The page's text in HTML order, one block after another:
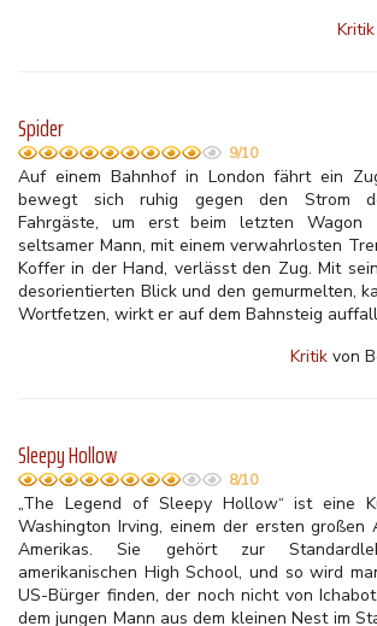
Kritik
Spider
9/10
Auf einem Bahnhof in London fährt ein
bewegt sich ruhig gegen den Strom
Fahrgäste, um erst beim letzten Wagon
seltsamer Mann, mit einem verwahrlosten
Koffer in der Hand, verlässt den Zug. Mit
desorientierten Blick und den gemurmelten,
Wortfetzen, wirkt er auf dem Bahnsteig
Kritik von
Sleepy Hollow
8/10
„The Legend of Sleepy Hollow“ ist eine
Washington Irving, einem der ersten großen
Amerikas. Sie gehört zur
amerikanischen High School, und so wird
US-Bürger finden, der noch nicht von
dem jungen Mann aus dem kleinen Nest im